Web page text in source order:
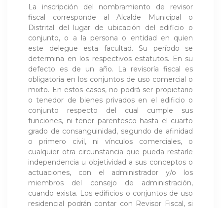
La inscripción del nombramiento de revisor
fiscal corresponde al Alcalde Municipal o
Distrital del lugar de ubicación del edificio o
conjunto, o a la persona o entidad en quien
este delegue esta facultad. Su período se
determina en los respectivos estatutos. En su
defecto es de un año. La revisoría fiscal es
obligatoria en los conjuntos de uso comercial o
mixto. En estos casos, no podrá ser propietario
o tenedor de bienes privados en el edificio o
conjunto respecto del cual cumple sus
funciones, ni tener parentesco hasta el cuarto
grado de consanguinidad, segundo de afinidad
o primero civil, ni vínculos comerciales, o
cualquier otra circunstancia que pueda restarle
independencia u objetividad a sus conceptos o
actuaciones, con el administrador y/o los
miembros del consejo de administración,
cuando exista. Los edificios o conjuntos de uso
residencial podrán contar con Revisor Fiscal, si